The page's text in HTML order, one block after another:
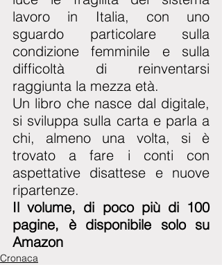
lavoro in Italia, con uno
sguardo particolare sulla
condizione femminile e sulla
difficoltà di reinventarsi
raggiunta la mezza età.
Un libro che nasce dal digitale,
si sviluppa sulla carta e parla a
chi, almeno una volta, si è
trovato a fare i conti con
aspettative disattese e nuove
ripartenze.
Il volume, di poco più di 100
pagine, è disponibile solo su
Amazon
Cronaca